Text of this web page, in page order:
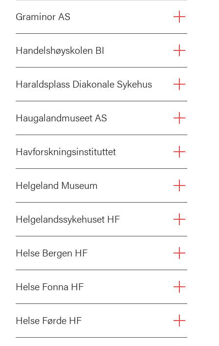
Graminor AS
Handelshøyskolen BI
Haraldsplass Diakonale Sykehus
Haugalandmuseet AS
Havforskningsinstituttet
Helgeland Museum
Helgelandssykehuset HF
Helse Bergen HF
Helse Fonna HF
Helse Førde HF